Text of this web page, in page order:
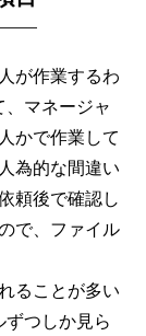
が作業するわ
マネージャ
かで作業して
為的な間違い
頼後で確認し
で、ファイル
ることが多い
つしか見ら